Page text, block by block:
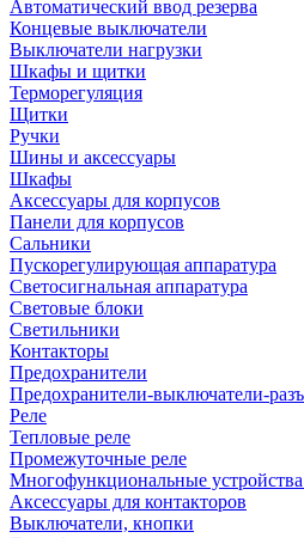
Автоматический ввод резерва
Концевые выключатели
Выключатели нагрузки
Шкафы и щитки
Терморегуляция
Щитки
Ручки
Шины и аксессуары
Шкафы
Аксессуары для корпусов
Панели для корпусов
Сальники
Пускорегулирующая аппаратура
Светосигнальная аппаратура
Световые блоки
Светильники
Контакторы
Предохранители
Предохранители-выключатели-
Реле
Тепловые реле
Промежуточные реле
Многофункциональные
Аксессуары для контакторов
Выключатели, кнопки